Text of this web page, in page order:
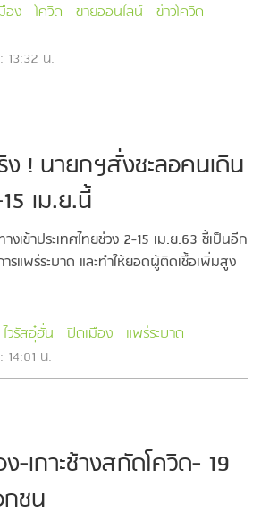
อง โควิด ขายออนไลน์ ข่าวโควิด
13:32 น.
ง ! นายกฯสั่งชะลอคนเดิน
เม.ย.นี้
เข้าประเทศไทยช่วง 2-15 เม.ย.63 ชี้เป็นอีก
แพร่ระบาด และทำให้ยอดผู้ติดเชื้อเพิ่มสูง
ไวรัสอุ๋ฮั่น ปิดเมือง แพร่ระบาด
น.
-เกาะช้างสกัดโควิด- 19
กชน